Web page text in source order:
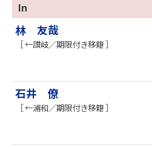
In
林 友哉
［ ←讃岐／期限付き移籍 ］
石井 僚
［ ←浦和／期限付き移籍 ］